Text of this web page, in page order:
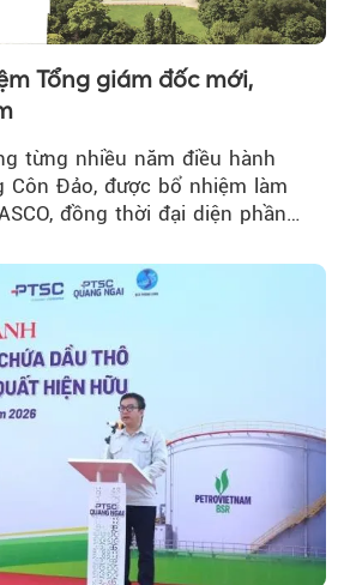
Tổng giám đốc mới,
từng nhiều năm điều hành
Côn Đảo, được bổ nhiệm làm
đồng thời đại diện phần